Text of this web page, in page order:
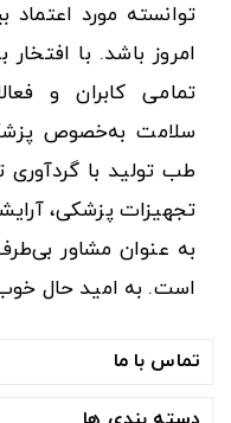
امروز باشد. با
تمامی کابران و
سلامت به‌خصوص
طب تولید با
تجهیزات پزشکی،
به عنوان مشاور
است. به امید حال خوب
تماس با ما